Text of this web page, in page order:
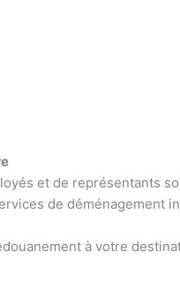
et de représentants
de déménagement
à votre